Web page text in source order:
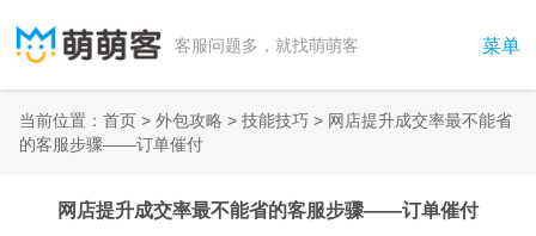
菜单
客服问题多，就找萌萌客
当前位置： 首页 > 外包攻略 > 技能技巧 > 网店提升成交率最不能省
的客服步骤——订单催付
网店提升成交率最不能省的客服步骤——订单催付